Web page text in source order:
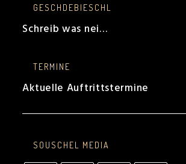
GESCHDEBIESCHL
Schreib was nei…
TERMINE
Aktuelle Auftrittstermine
SOUSCHEL MEDIA